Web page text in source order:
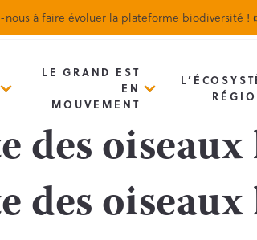
nous à faire évoluer la plateforme biodiversité !
LE GRAND EST
EN
MOUVEMENT
des
des